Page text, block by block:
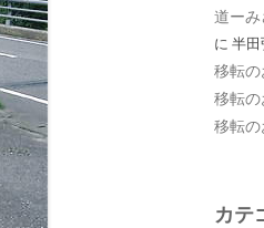
道ー
に 半
移転
移転
移転
カテ